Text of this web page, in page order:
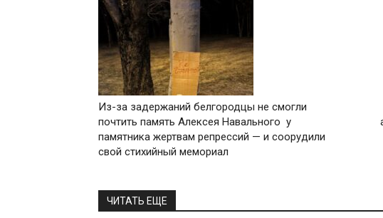
Из-за задержаний белгородцы не смогли
почтить память Алексея Навального у
памятника жертвам репрессий — и соорудили
свой стихийный мемориал
ЧИТАТЬ ЕЩЕ